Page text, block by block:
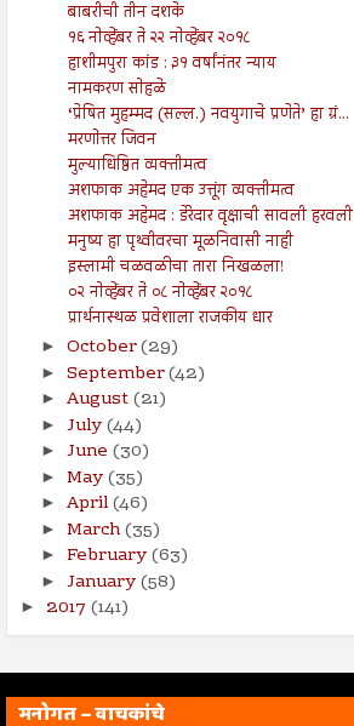
बाबरीची तीन दशके
१६ नोव्हेंबर ते २२ नोव्हेंबर २०१८
हाशीमपुरा कांड : ३१ वर्षांनंतर न्याय
नामकरण सोहळे
‘प्रेषित मुहम्मद (सल्ल.) नवयुगाचे प्रणेते’ हा ग्रं...
मरणोत्तर जिवन
मुल्याधिष्ठित व्यक्तीमत्व
अशफाक अहेमद एक उत्तूंग व्यक्तीमत्व
अशफाक अहेमद : डेरेदार वृक्षाची सावली हरवली
मनुष्य हा पृथ्वीवरचा मूळनिवासी नाही
इस्लामी चळवळीचा तारा निखळला!
०२ नोव्हेंबर ते ०८ नोव्हेंबर २०१८
प्रार्थनास्थळ प्रवेशाला राजकीय धार
► October(29)
► September(42)
► August(21)
► July(44)
► June (30)
► May(35)
► April(46)
► March(35)
► February(63)
► January(58)
► 2017 (141)
मनोगत – वाचकांचे